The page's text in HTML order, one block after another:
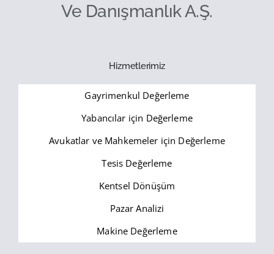
Ve Danışmanlık A.Ş.
Hizmetlerimiz
Gayrimenkul Değerleme
Yabancılar için Değerleme
Avukatlar ve Mahkemeler için Değerleme
Tesis Değerleme
Kentsel Dönüşüm
Pazar Analizi
Makine Değerleme